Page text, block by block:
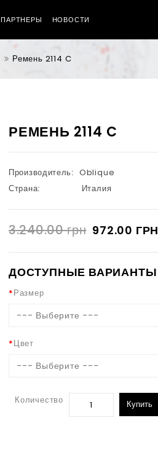
ПАРТНЕРЫ НОВОСТИ
Ремень 2114 C
РЕМЕНЬ 2114 C
Производитель: Oblique
Страна:
Италия
3.240.00 грн 972.00 ГРН
ДОСТУПНЫЕ ВАРИАНТЫ
Размер
--- Выберите ---
Цвет
--- Выберите ---
Количество Купить